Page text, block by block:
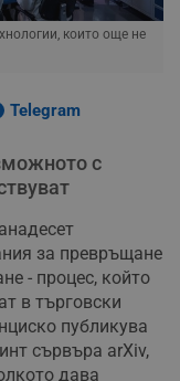
които още не
Telegram
с
за превръщане
- процес, който
в търговски
публикува
сървъра arXiv,
дава